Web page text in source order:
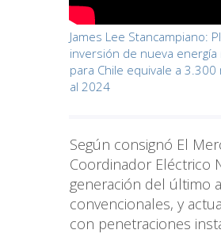
James Lee Stancampiano:
inversión de nueva energía
para Chile equivale a 3.300
al 2024
Según consignó El
Coordinador Eléctrico
generación del último
convencionales, y
con penetraciones